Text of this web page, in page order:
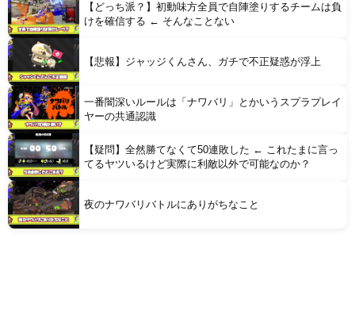
【どっち派？】初動味方全員で自陣塗りするチームは負
けを確信する ← そんなことない
【悲報】ジャッジくんさん、ガチで不正疑惑が浮上
一番闇深いルールは「ナワバリ」とかいうスプラプレイ
ヤーの共通認識
【疑問】全然勝てなくて50連敗した ← これたまに言っ
てるヤツいるけど実際に利敵以外で可能なのか？
夜のナワバリバトルにありがちなこと